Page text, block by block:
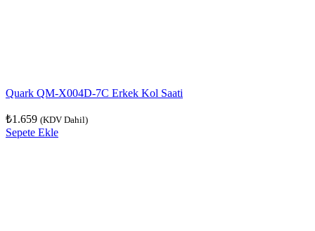
Quark QM-X004D-7C Erkek Kol Saati
₺1.659 (KDV Dahil)
Sepete Ekle